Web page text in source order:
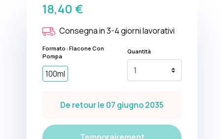
18,40 €
Consegna in 3-4 giorni lavorativi
Formato : Flacone Con
Pompa
100ml
Quantità
De retour le 07 giugno 2035